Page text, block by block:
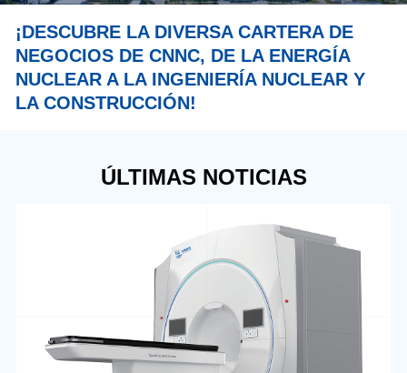
¡DESCUBRE LA DIVERSA CARTERA DE
NEGOCIOS DE CNNC, DE LA ENERGÍA
NUCLEAR A LA INGENIERÍA NUCLEAR Y
LA CONSTRUCCIÓN!
ÚLTIMAS NOTICIAS